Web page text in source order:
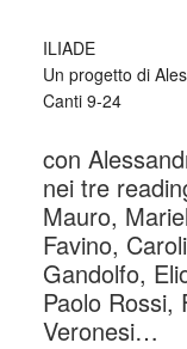
ILIADE
Un progetto di
Canti 9-24
con
nei tre
Mauro,
Favino,
Gandolfo,
Paolo Rossi,
Veronesi…